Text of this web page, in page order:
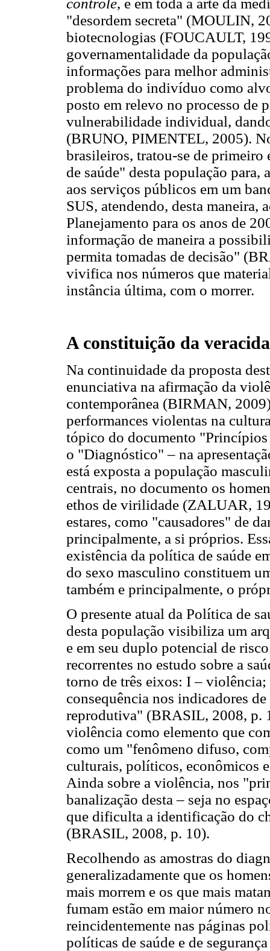
controle, e em toda a arte da
"desordem secreta" (MOULIN,
biotecnologias (FOUCAULT,
governamentalidade da
informações para melhor
problema do indivíduo como
posto em relevo no processo de
vulnerabilidade individual,
(BRUNO, PIMENTEL, 2005).
brasileiros, tratou-se de primeiro
de saúde" desta população para,
aos serviços públicos em um
SUS, atendendo, desta
Planejamento para os anos de
informação de maneira a
permita tomadas de decisão"
vivifica nos números que
instância última, com o morrer.
A constituição da
Na continuidade da proposta
enunciativa na afirmação da
contemporânea (BIRMAN,
performances violentas na
tópico do documento
o "Diagnóstico" – na
está exposta a população
centrais, no documento os
ethos de virilidade (ZALUAR,
estares, como "causadores" de
principalmente, a si próprios.
existência da política de saúde
do sexo masculino constituem
também e principalmente, o
O presente atual da Política de
desta população visibiliza um
e em seu duplo potencial de
recorrentes no estudo sobre a
torno de três eixos: I –
consequência nos indicadores
reprodutiva" (BRASIL, 2008, p.
violência como elemento que
como um "fenômeno difuso,
culturais, políticos, econômicos
Ainda sobre a violência, nos
banalização desta – seja no
que dificulta a identificação do
(BRASIL, 2008, p. 10).
Recolhendo as amostras do
generalizadamente que os
mais morrem e os que mais
fumam estão em maior número
reincidentemente nas páginas
políticas de saúde e de